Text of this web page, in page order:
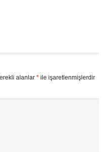
alanlar *ile işaretlenmişlerdir